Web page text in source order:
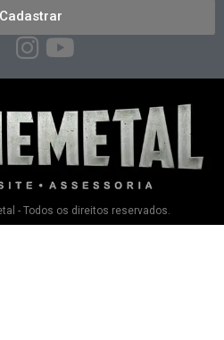
Cadastrar
- Todos os direitos reservados.